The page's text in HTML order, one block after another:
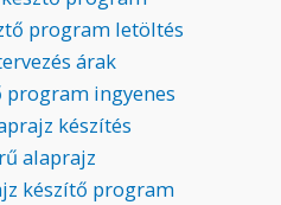
program letöltés
árak
program ingyenes
készítés
alaprajz
készítő program